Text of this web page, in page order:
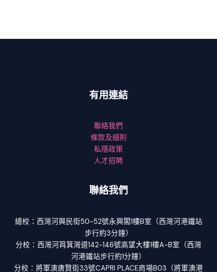
有用連結
聯絡我們
條款及細則
私隱政策
人才招聘
聯絡我們
總校：西灣河興民街50-52號永興閣1樓B室（西灣河港鐵站
步行約3分鐘）
分校：西灣河筲箕灣道142-146號高望大樓1樓A-B室（西灣
河港鐵站步行約1分鐘）
分校：將軍澳唐賢街33號CAPRI PLACE商場B03（將軍澳港